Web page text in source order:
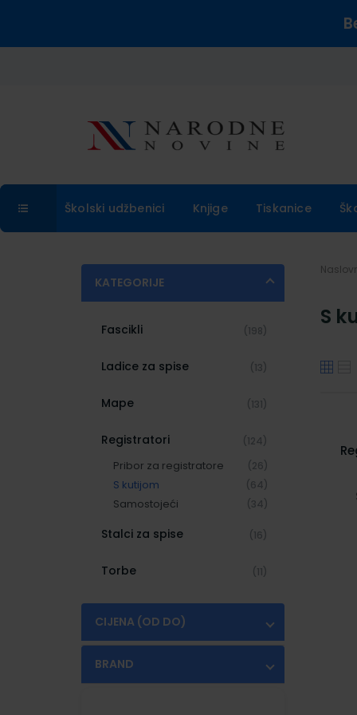
Školski udžbenici Knjige Tiskanice
KATEGORIJE
Fascikli (198)
Ladice za spise (13)
Mape (131)
Registratori (124)
Pribor za registratore (26)
S kutijom (64)
Samostojeći (34)
Stalci za spise (16)
Torbe (11)
CIJENA (OD DO)
BRAND
S